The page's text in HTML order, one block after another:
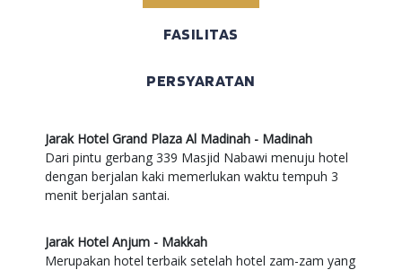
FASILITAS
PERSYARATAN
Jarak Hotel Grand Plaza Al Madinah - Madinah
Dari pintu gerbang 339 Masjid Nabawi menuju hotel
dengan berjalan kaki memerlukan waktu tempuh 3
menit berjalan santai.
Jarak Hotel Anjum - Makkah
Merupakan hotel terbaik setelah hotel zam-zam yang